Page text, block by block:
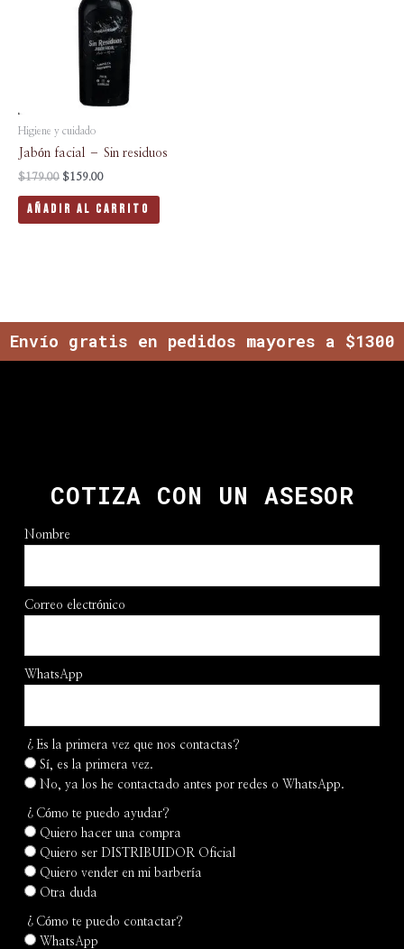
Higiene y cuidado
Jabón facial – Sin residuos
$179.00
$179.00.
$159.00
$159.00.
Añadir Al Carrito
Envío gratis en pedidos mayores a $1300
COTIZA CON UN ASESOR
Nombre
Correo electrónico
WhatsApp
¿Es la primera vez que nos contactas?
Sí, es la primera vez.
No, ya los he contactado antes por redes o WhatsApp.
¿Cómo te puedo ayudar?
Quiero hacer una compra
Quiero ser DISTRIBUIDOR Oficial
Quiero vender en mi barbería
Otra duda
¿Cómo te puedo contactar?
WhatsApp